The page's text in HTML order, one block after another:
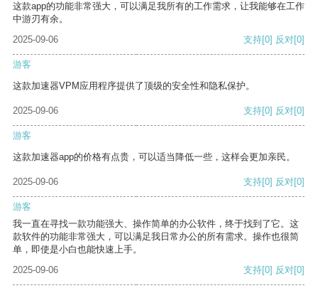
这款app的功能非常强大，可以满足我所有的工作需求，让我能够在工作
中游刃有余。
2025-09-06
支持[0] 反对[0]
游客
这款加速器VPM应用程序提供了顶级的安全性和隐私保护。
2025-09-06 支持[0] 反对[0]
游客
这款加速器app的价格有点贵，可以适当降低一些，这样会更加亲民。
2025-09-06 支持[0] 反对[0]
游客
我一直在寻找一款功能强大、操作简单的办公软件，终于找到了它。这
款软件的功能非常强大，可以满足我日常办公的所有需求。操作也很简
单，即使是小白也能快速上手。
2025-09-06
支持[0] 反对[0]